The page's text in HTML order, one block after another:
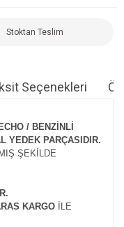
Stoktan Teslim
Seçenekleri
/ BENZİNLİ
YEDEK PARÇASIDIR.
ŞEKİLDE
KARGO İLE